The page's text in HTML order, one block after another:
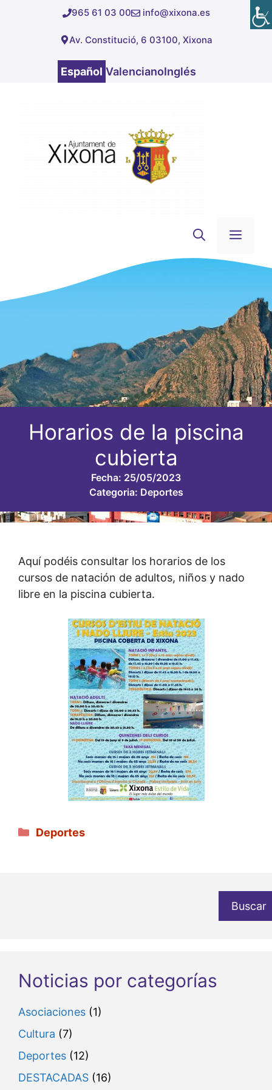
965 61 03 00 info@xixona.es
Av. Constitució, 6 03100, Xixona
Español ValencianoInglés
Horarios de la piscina
cubierta
Fecha: 25/05/2023
Categoria: Deportes
Aquí podéis consultar los horarios de los
cursos de natación de adultos, niños y nado
libre en la piscina cubierta.
Categorías
Deportes
Buscar
Noticias por categorías
Asociaciones (1)
Cultura (7)
Deportes (12)
DESTACADAS (16)